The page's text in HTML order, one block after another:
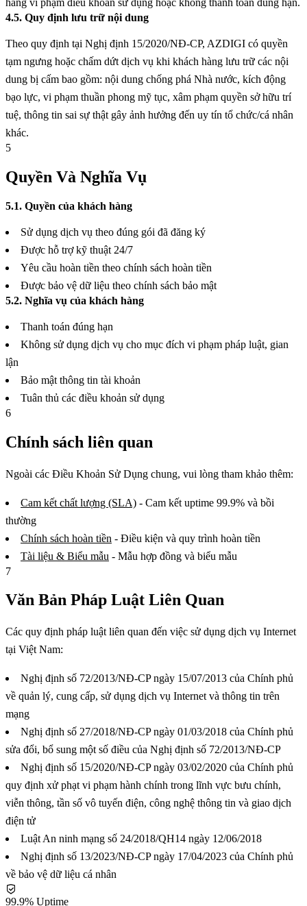
hàng vi phạm điều khoản sử dụng hoặc không thanh toán đúng hạn.
4.5. Quy định lưu trữ nội dung
Theo quy định tại Nghị định 15/2020/NĐ-CP, AZDIGI có quyền
tạm ngưng hoặc chấm dứt dịch vụ khi khách hàng lưu trữ các nội
dung bị cấm bao gồm: nội dung chống phá Nhà nước, kích động
bạo lực, vi phạm thuần phong mỹ tục, xâm phạm quyền sở hữu trí
tuệ, thông tin sai sự thật gây ảnh hưởng đến uy tín tổ chức/cá nhân
khác.
5
Quyền Và Nghĩa Vụ
5.1. Quyền của khách hàng
Sử dụng dịch vụ theo đúng gói đã đăng ký
Được hỗ trợ kỹ thuật 24/7
Yêu cầu hoàn tiền theo chính sách hoàn tiền
Được bảo vệ dữ liệu theo chính sách bảo mật
5.2. Nghĩa vụ của khách hàng
Thanh toán đúng hạn
Không sử dụng dịch vụ cho mục đích vi phạm pháp luật, gian
lận
Bảo mật thông tin tài khoản
Tuân thủ các điều khoản sử dụng
6
Chính sách liên quan
Ngoài các Điều Khoản Sử Dụng chung, vui lòng tham khảo thêm:
Cam kết chất lượng (SLA) - Cam kết uptime 99.9% và bồi
thường
Chính sách hoàn tiền - Điều kiện và quy trình hoàn tiền
Tài liệu & Biểu mẫu - Mẫu hợp đồng và biểu mẫu
7
Văn Bản Pháp Luật Liên Quan
Các quy định pháp luật liên quan đến việc sử dụng dịch vụ Internet
tại Việt Nam:
Nghị định số 72/2013/NĐ-CP ngày 15/07/2013 của Chính phủ
về quản lý, cung cấp, sử dụng dịch vụ Internet và thông tin trên
mạng
Nghị định số 27/2018/NĐ-CP ngày 01/03/2018 của Chính phủ
sửa đổi, bổ sung một số điều của Nghị định số 72/2013/NĐ-CP
Nghị định số 15/2020/NĐ-CP ngày 03/02/2020 của Chính phủ
quy định xử phạt vi phạm hành chính trong lĩnh vực bưu chính,
viễn thông, tần số vô tuyến điện, công nghệ thông tin và giao dịch
điện tử
Luật An ninh mạng số 24/2018/QH14 ngày 12/06/2018
Nghị định số 13/2023/NĐ-CP ngày 17/04/2023 của Chính phủ
về bảo vệ dữ liệu cá nhân
99.9% Uptime